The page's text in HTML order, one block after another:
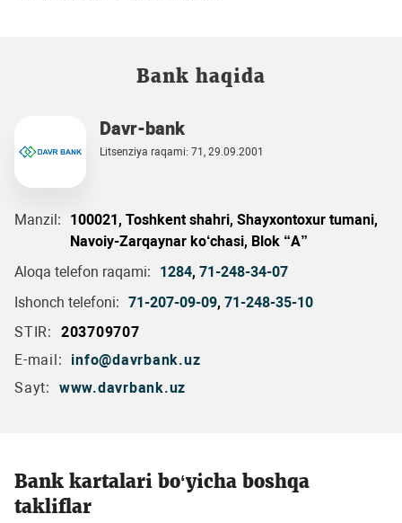
Bank haqida
Davr-bank
Litsenziya raqami: 71, 29.09.2001
Manzil:
100021, Toshkent shahri, Shayxontoxur tumani,
Navoiy-Zarqaynar ko‘chasi, Blok “A”
Aloqa telefon raqami:
1284, 71-248-34-07
Ishonch telefoni: 71-207-09-09, 71-248-35-10
STIR:
203709707
E-mail:
info@davrbank.uz
Sayt:
www.davrbank.uz
Bank kartalari bo‘yicha boshqa
takliflar